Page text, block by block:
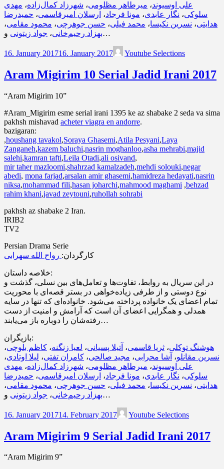
علی اوسیوند، میرطاهر مظلومی، شهرزاد کمال‌زاده، مهدی
سلوکی، نگار عابدی، مونا فرجاد، ارسلان امیرقاسمی، حمیدرضا
هدایتی، نسرین نکیسا، محمد فیلی، حسن جوهرچی، محمود مقامی،
بهزاد رحیم‌خانی، جواد زیتونی و…
16. January 201716. January 2017 Youtube Selections
Aram Migirim 10 Serial Jadid Irani 2017
“Aram Migirim 10”
#Aram_Migirim esme serial irani 1395 ke az shabake 2 seda va sima
pakhsh mishavad acheter viagra en andorre.
bazigaran:
,houshang tavakol,Soraya Ghasemi,Atila Pesyani,Laya
Zanganeh,kazem baluchi,nasrin moghanloo,asha mehrabi,majid
salehi,kamran tafti,Leila Otadi,ali osivand,
mir taher mazloomi,shahrzad kamalzadeh,mehdi solouki,negar
abedi, mona farjad,arsalan amir ghasemi,hamidreza hedayati,nasrin
niksa,mohammad fili,hasan joharchi,mahmood maghami ,behzad
rahim khani,javad zeytouni,ruhollah sohrabi
pakhsh az shabake 2 Iran.
IRIB2
TV2
Persian Drama Serie
کارگردان: رواح الله سهرابی
خلاصه داستان:
در این سریال به روابط، تفاوت‌ها و تعامل‌های بین نسلی، گذشت و
نوع دوستی و از طرفی زیاده‌خواهی در بستر قصه‌ای با محوریت
تمام اعضای یک خانواده پرداخته می‌شود. خانواده‌ای که تنها در سایه
همدلی و همگرایی اعضای آن است که آرامش و امنیت از دست
رفته‌شان را دوباره باز می‌یابند…
بازیگران:
هوشنگ توکلی، ثریا قاسمی، آتیلا پسیانی، لعیا زنگنه، کاظم بلوچی،
نسرین مقانلو، آشا محرابی، مجید صالحی، کامران تفتی، لیلا اوتادی،
علی اوسیوند، میرطاهر مظلومی، شهرزاد کمال‌زاده، مهدی
سلوکی، نگار عابدی، مونا فرجاد، ارسلان امیرقاسمی، حمیدرضا
هدایتی، نسرین نکیسا، محمد فیلی، حسن جوهرچی، محمود مقامی،
بهزاد رحیم‌خانی، جواد زیتونی و…
16. January 201714. February 2017 Youtube Selections
Aram Migirim 9 Serial Jadid Irani 2017
“Aram Migirim 9”